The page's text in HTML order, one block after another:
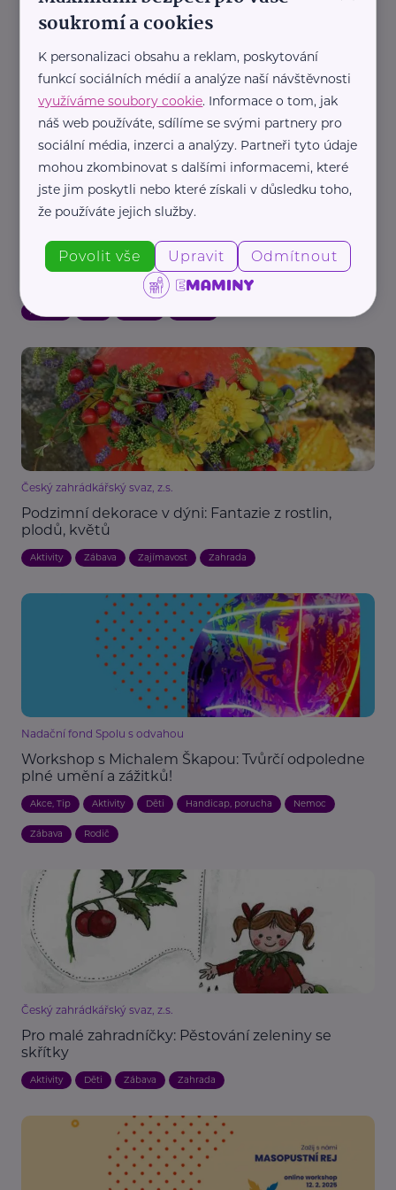
Škola hravosti: Proměňte šedé odpoledne v
Aktivity Babička a děda
Redakce eMaminy.cz
Porazte víkendovou nudu: Tvořivé nápady, na
které stačí věci z domova
Aktivity
Český zahrádkářský svaz, z.s.
Podzimní dekorace v dýni: Fantazie z rostlin,
plodů, květů
Aktivity Zábava Zajímavost Zahrada
Nadační fond Spolu s odvahou
Workshop s Michalem Škapou: Tvůrčí odpoledne
plné umění a zážitků!
Akce, Tip Aktivity Děti Handicap, porucha Nemoc
Zábava Rodič
Český zahrádkářský svaz, z.s.
Pro malé zahradníčky: Pěstování zeleniny se
skřítky
Aktivity Děti Zábava Zahrada
soukromí a cookies
K personalizaci obsahu a reklam, poskytování
funkcí sociálních médií a analýze naší návštěvnosti
využíváme soubory cookie. Informace o tom, jak
náš web používáte, sdílíme se svými partnery pro
sociální média, inzerci a analýzy. Partneři tyto údaje
mohou zkombinovat s dalšími informacemi, které
jste jim poskytli nebo které získali v důsledku toho,
že používáte jejich služby.
Povolit vše Upravit Odmítnout